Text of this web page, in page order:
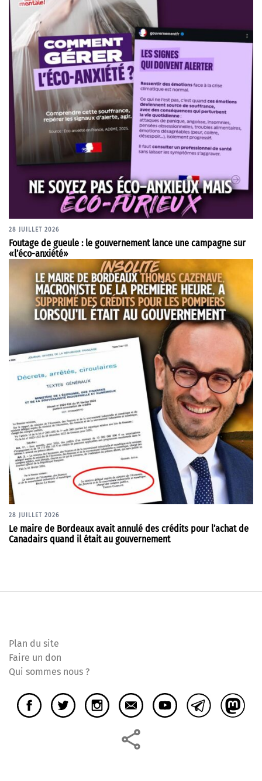
28 JUILLET 2026
Foutage de gueule : le gouvernement lance une campagne sur
«l’éco-anxiété»
28 JUILLET 2026
Le maire de Bordeaux avait annulé des crédits pour l’achat de
Canadairs quand il était au gouvernement
Plan du site
Faire un don
Qui sommes nous ?